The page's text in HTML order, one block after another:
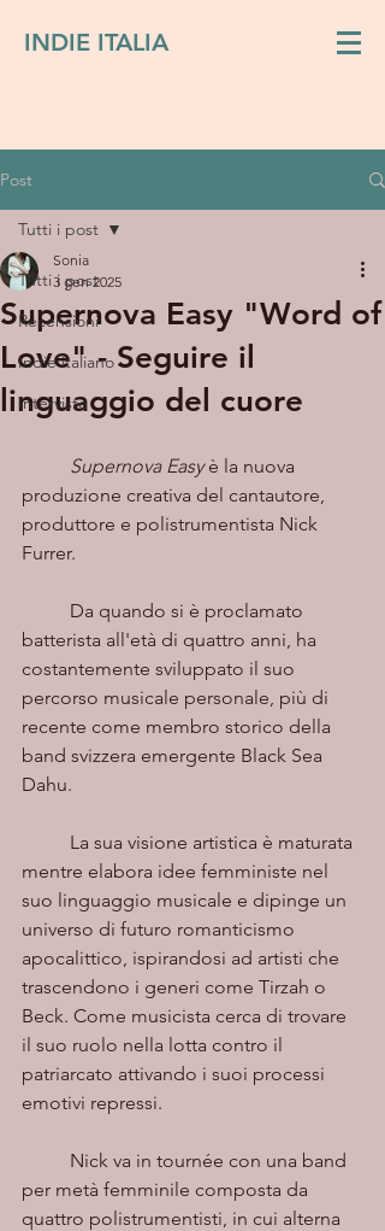
INDIE ITALIA
Post
Tutti i post
Recensioni
Indie italiano
Interviste
Tutti i post
Supernova Easy "Word of
Love" - Seguire il
linguaggio del cuore
Sonia
3 gen 2025
Supernova Easy è la nuova
produzione creativa del cantautore,
produttore e polistrumentista Nick
Furrer.
batterista all'età di quattro anni, ha
costantemente sviluppato il suo
percorso musicale personale, più di
recente come membro storico della
band svizzera emergente Black Sea
Dahu.
mentre elabora idee femministe nel
suo linguaggio musicale e dipinge un
universo di futuro romanticismo
apocalittico, ispirandosi ad artisti che
trascendono i generi come Tirzah o
Beck. Come musicista cerca di trovare
il suo ruolo nella lotta contro il
patriarcato attivando i suoi processi
emotivi repressi.
per metà femminile composta da
quattro polistrumentisti, in cui alterna